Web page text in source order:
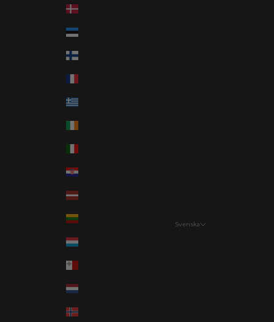
Danmark (DKK kr.)
Estland (EUR €)
Finland (EUR €)
Grekland (EUR €)
Kroatien (EUR €)
Lettland (EUR €)
Litauen (EUR €)
Luxemburg (EUR €)
Nederländerna (EUR €)
Norge (NOK kr)
Svenska